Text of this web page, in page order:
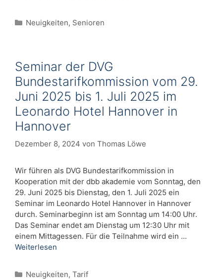
Kategorien
Neuigkeiten, Senioren
Seminar der DVG
Bundestarifkommission vom 29.
Juni 2025 bis 1. Juli 2025 im
Leonardo Hotel Hannover in
Hannover
Dezember 8, 2024 von Thomas Löwe
Wir führen als DVG Bundestarifkommission in
Kooperation mit der dbb akademie vom Sonntag, den
29. Juni 2025 bis Dienstag, den 1. Juli 2025 ein
Seminar im Leonardo Hotel Hannover in Hannover
durch. Seminarbeginn ist am Sonntag um 14:00 Uhr.
Das Seminar endet am Dienstag um 12:30 Uhr mit
einem Mittagessen. Für die Teilnahme wird ein …
Weiterlesen
Kategorien
Neuigkeiten, Tarif